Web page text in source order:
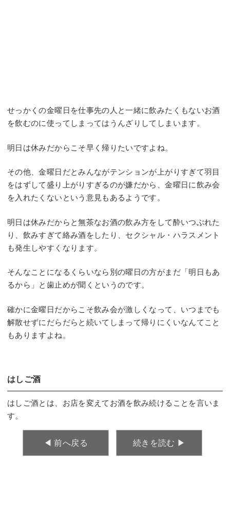
せっかくの金曜日を仕事先の人と一緒に飲みたくもないお酒
を飲むのに使ってしまってはうんざりしてしまいます。
明日は休みだからこそ早く帰りたいですよね。
その他、金曜日だとみんながテンションが上がりすぎて羽目
をはずして盛り上がりすぎるのが嫌だから、金曜日に飲み会
を入れたくないという意見もあるようです。
明日は休みだからと無茶なお酒の飲み方をして酔いつぶれた
り、飲みすぎて絡み酒をしたり、セクシャル・ハラスメント
も発生しやすくなります。
そんなことになるくらいなら別の曜日の方がまだ「明日もあ
るから」と歯止めが聞くというのです。
確かに金曜日だからこそ飲み会が激しくなって、いつまでも
解散せずにだらだらと続いてしまって帰りにくいなんてこと
もありますよね。
はしご酒
はしご酒とは、お店を変えてお酒を飲み続けることを言いま
す。
◀︎ 前へ戻る 続きを読む ▶︎